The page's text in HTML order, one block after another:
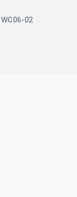
02